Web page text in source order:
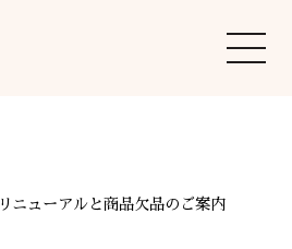
リニューアルと商品欠品のご案内